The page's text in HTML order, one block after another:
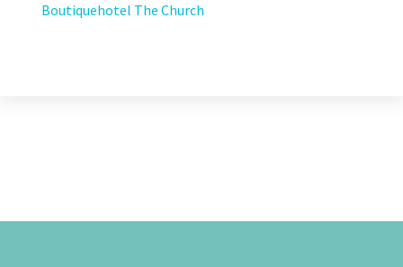
Boutiquehotel The Church